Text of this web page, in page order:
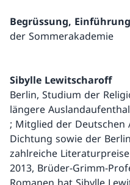
Begrüssung,
der Sommerakademie
Sibylle Lewitscharoff
Berlin, Studium der
längere
; Mitglied der Deutschen
Dichtung sowie der
zahlreiche
2013, Brüder-Grimm-